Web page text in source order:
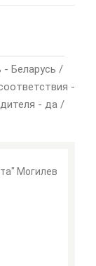
- Беларусь /
-
- да /